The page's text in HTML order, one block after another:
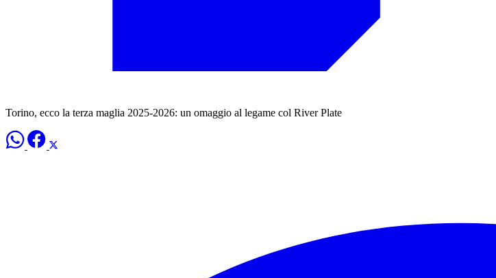
Torino, ecco la terza maglia 2025-2026: un omaggio al legame col River Plate